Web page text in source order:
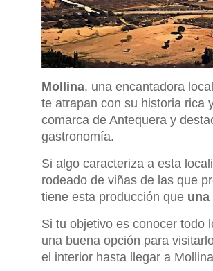
Mollina, una encantadora
te atrapan con su historia rica
comarca de Antequera y
gastronomía.
Si algo caracteriza a esta
rodeado de viñas de las que
tiene esta producción que una
Si tu objetivo es conocer todo
una buena opción para
el interior hasta llegar a